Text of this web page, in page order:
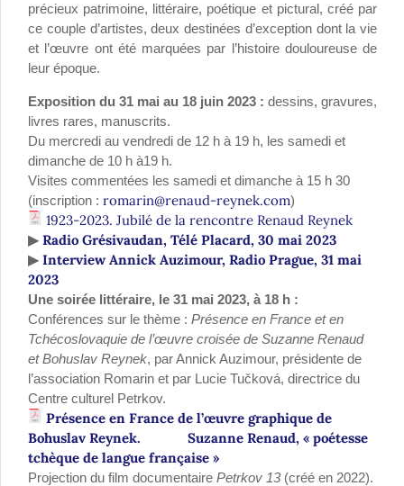
précieux patrimoine, littéraire, poétique et pictural, créé par
ce couple d’artistes, deux destinées d’exception dont la vie
et l’œuvre ont été marquées par l’histoire douloureuse de
leur époque.
Exposition du 31 mai au 18 juin 2023 : dessins, gravures,
livres rares, manuscrits.
Du mercredi au vendredi de 12 h à 19 h, les samedi et
dimanche de 10 h à19 h.
Visites commentées les samedi et dimanche à 15 h 30
(inscription : romarin@renaud-reynek.com)
1923-2023. Jubilé de la rencontre Renaud Reynek
▶ Radio Grésivaudan, Télé Placard, 30 mai 2023
▶ Interview Annick Auzimour, Radio Prague, 31 mai
2023
Une soirée littéraire, le 31 mai 2023, à 18 h :
Conférences sur le thème : Présence en France et en
Tchécoslovaquie de l’œuvre croisée de Suzanne Renaud
et Bohuslav Reynek, par Annick Auzimour, présidente de
l’association Romarin et par Lucie Tučková, directrice du
Centre culturel Petrkov.
Présence en France de l’œuvre graphique de
Bohuslav Reynek. Suzanne Renaud, « poétesse
tchèque de langue française »
Projection du film documentaire Petrkov 13 (créé en 2022).